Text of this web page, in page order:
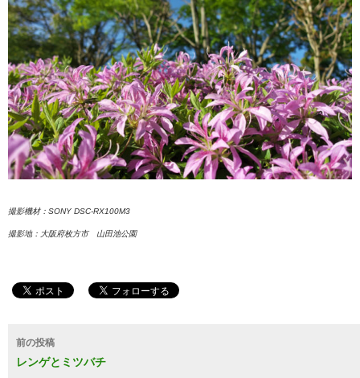
撮影機材：SONY DSC-RX100M3
撮影地：大阪府枚方市 山田池公園
投
稿
前の投稿
レンゲとミツバチ